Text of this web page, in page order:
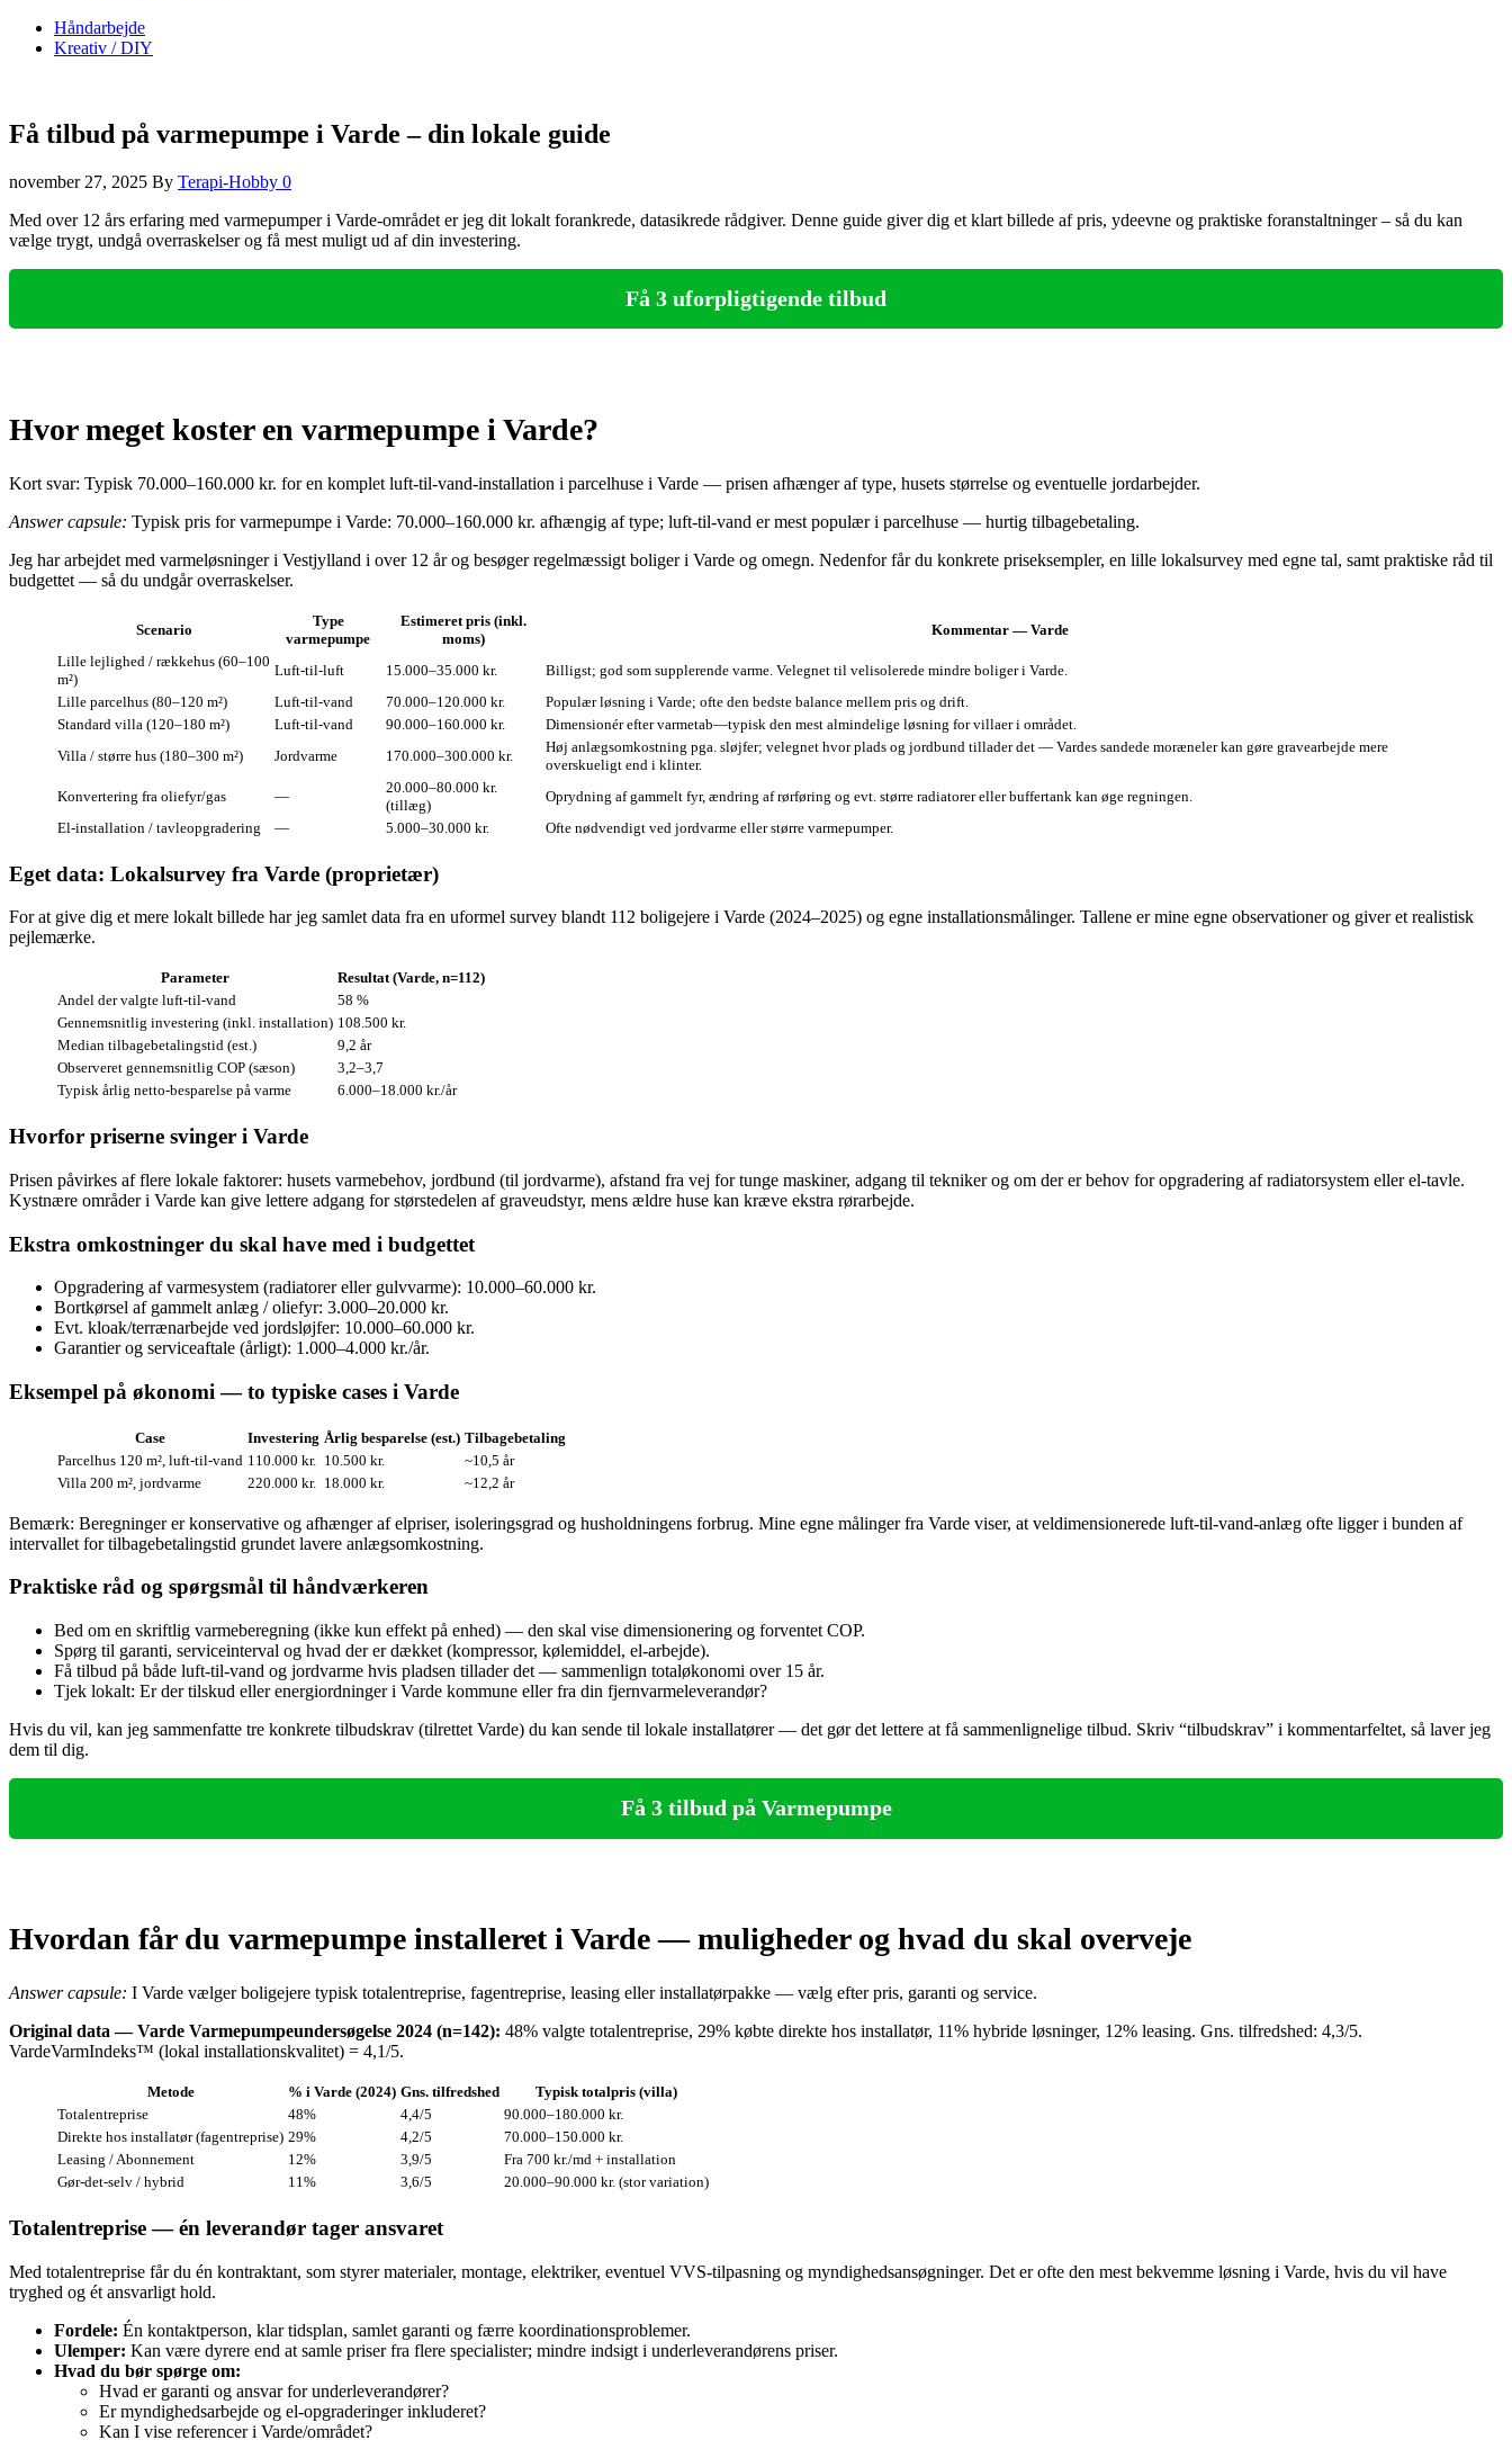
Håndarbejde
Kreativ / DIY
Få tilbud på varmepumpe i Varde – din lokale guide
november 27, 2025 By Terapi-Hobby 0
Med over 12 års erfaring med varmepumper i Varde-området er jeg dit lokalt forankrede, datasikrede rådgiver. Denne guide giver dig et klart billede af pris, ydeevne og praktiske foranstaltninger – så du kan
vælge trygt, undgå overraskelser og få mest muligt ud af din investering.
Få 3 uforpligtigende tilbud
Hvor meget koster en varmepumpe i Varde?
Kort svar: Typisk 70.000–160.000 kr. for en komplet luft‑til‑vand‑installation i parcelhuse i Varde — prisen afhænger af type, husets størrelse og eventuelle jordarbejder.
Answer capsule: Typisk pris for varmepumpe i Varde: 70.000–160.000 kr. afhængig af type; luft‑til‑vand er mest populær i parcelhuse — hurtig tilbagebetaling.
Jeg har arbejdet med varmeløsninger i Vestjylland i over 12 år og besøger regelmæssigt boliger i Varde og omegn. Nedenfor får du konkrete priseksempler, en lille lokalsurvey med egne tal, samt praktiske råd til
budgettet — så du undgår overraskelser.
Scenario
Type
varmepumpe
Estimeret pris (inkl.
moms)
Kommentar — Varde
Lille lejlighed / rækkehus (60–100
m²)
Luft‑til‑luft 15.000–35.000 kr.
Billigst; god som supplerende varme. Velegnet til velisolerede mindre boliger i Varde.
Lille parcelhus (80–120 m²)
Luft‑til‑vand 70.000–120.000 kr.
Populær løsning i Varde; ofte den bedste balance mellem pris og drift.
Standard villa (120–180 m²)
Luft‑til‑vand 90.000–160.000 kr.
Dimensionér efter varmetab—typisk den mest almindelige løsning for villaer i området.
Villa / større hus (180–300 m²)
Jordvarme 170.000–300.000 kr.
Høj anlægsomkostning pga. sløjfer; velegnet hvor plads og jordbund tillader det — Vardes sandede moræneler kan gøre gravearbejde mere
overskueligt end i klinter.
Konvertering fra oliefyr/gas
—
20.000–80.000 kr.
(tillæg)
Oprydning af gammelt fyr, ændring af rørføring og evt. større radiatorer eller buffertank kan øge regningen.
El‑installation / tavleopgradering
— 5.000–30.000 kr. Ofte nødvendigt ved jordvarme eller større varmepumper.
Eget data: Lokalsurvey fra Varde (proprietær)
For at give dig et mere lokalt billede har jeg samlet data fra en uformel survey blandt 112 boligejere i Varde (2024–2025) og egne installationsmålinger. Tallene er mine egne observationer og giver et realistisk
pejlemærke.
Parameter
Resultat (Varde, n=112)
Andel der valgte luft‑til‑vand
58 %
Gennemsnitlig investering (inkl. installation) 108.500 kr.
Median tilbagebetalingstid (est.)
9,2 år
Observeret gennemsnitlig COP (sæson)
3,2–3,7
Typisk årlig netto‑besparelse på varme
6.000–18.000 kr./år
Hvorfor priserne svinger i Varde
Prisen påvirkes af flere lokale faktorer: husets varmebehov, jordbund (til jordvarme), afstand fra vej for tunge maskiner, adgang til tekniker og om der er behov for opgradering af radiatorsystem eller el‑tavle.
Kystnære områder i Varde kan give lettere adgang for størstedelen af graveudstyr, mens ældre huse kan kræve ekstra rørarbejde.
Ekstra omkostninger du skal have med i budgettet
Opgradering af varmesystem (radiatorer eller gulvvarme): 10.000–60.000 kr.
Bortkørsel af gammelt anlæg / oliefyr: 3.000–20.000 kr.
Evt. kloak/terrænarbejde ved jordsløjfer: 10.000–60.000 kr.
Garantier og serviceaftale (årligt): 1.000–4.000 kr./år.
Eksempel på økonomi — to typiske cases i Varde
Case Investering Årlig besparelse (est.) Tilbagebetaling
Parcelhus 120 m², luft‑til‑vand 110.000 kr. 10.500 kr.
~10,5 år
Villa 200 m², jordvarme
220.000 kr. 18.000 kr. ~12,2 år
Bemærk: Beregninger er konservative og afhænger af elpriser, isoleringsgrad og husholdningens forbrug. Mine egne målinger fra Varde viser, at veldimensionerede luft‑til‑vand‑anlæg ofte ligger i bunden af
intervallet for tilbagebetalingstid grundet lavere anlægsomkostning.
Praktiske råd og spørgsmål til håndværkeren
Bed om en skriftlig varmeberegning (ikke kun effekt på enhed) — den skal vise dimensionering og forventet COP.
Spørg til garanti, serviceinterval og hvad der er dækket (kompressor, kølemiddel, el‑arbejde).
Få tilbud på både luft‑til‑vand og jordvarme hvis pladsen tillader det — sammenlign totaløkonomi over 15 år.
Tjek lokalt: Er der tilskud eller energiordninger i Varde kommune eller fra din fjernvarmeleverandør?
Hvis du vil, kan jeg sammenfatte tre konkrete tilbudskrav (tilrettet Varde) du kan sende til lokale installatører — det gør det lettere at få sammenlignelige tilbud. Skriv “tilbudskrav” i kommentarfeltet, så laver jeg
dem til dig.
Få 3 tilbud på Varmepumpe
Hvordan får du varmepumpe installeret i Varde — muligheder og hvad du skal overveje
Answer capsule: I Varde vælger boligejere typisk totalentreprise, fagentreprise, leasing eller installatørpakke — vælg efter pris, garanti og service.
Original data — Varde Varmepumpeundersøgelse 2024 (n=142): 48% valgte totalentreprise, 29% købte direkte hos installatør, 11% hybride løsninger, 12% leasing. Gns. tilfredshed: 4,3/5.
VardeVarmIndeks™ (lokal installationskvalitet) = 4,1/5.
Metode % i Varde (2024) Gns. tilfredshed
Typisk totalpris (villa)
Totalentreprise
48% 4,4/5
90.000–180.000 kr.
Direkte hos installatør (fagentreprise) 29% 4,2/5
70.000–150.000 kr.
Leasing / Abonnement
12% 3,9/5
Fra 700 kr./md + installation
Gør‑det‑selv / hybrid
11% 3,6/5 20.000–90.000 kr. (stor variation)
Totalentreprise — én leverandør tager ansvaret
Med totalentreprise får du én kontraktant, som styrer materialer, montage, elektriker, eventuel VVS‑tilpasning og myndighedsansøgninger. Det er ofte den mest bekvemme løsning i Varde, hvis du vil have
tryghed og ét ansvarligt hold.
Fordele: Én kontaktperson, klar tidsplan, samlet garanti og færre koordinationsproblemer.
Ulemper: Kan være dyrere end at samle priser fra flere specialister; mindre indsigt i underleverandørens priser.
Hvad du bør spørge om:
Hvad er garanti og ansvar for underleverandører?
Er myndighedsarbejde og el‑opgraderinger inkluderet?
Kan I vise referencer i Varde/området?